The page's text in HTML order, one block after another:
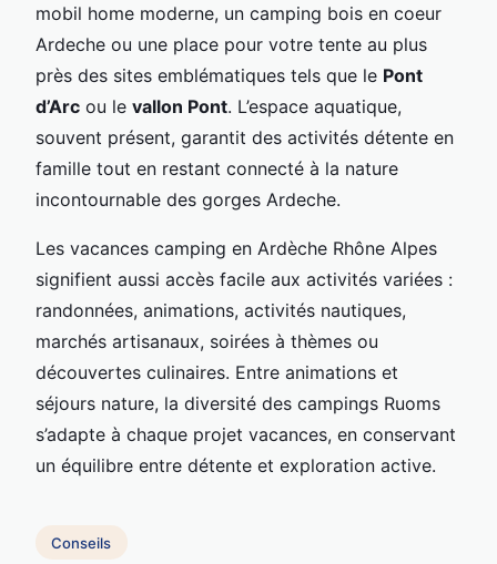
mobil home moderne, un camping bois en coeur
Ardeche ou une place pour votre tente au plus
près des sites emblématiques tels que le Pont
d’Arc ou le vallon Pont. L’espace aquatique,
souvent présent, garantit des activités détente en
famille tout en restant connecté à la nature
incontournable des gorges Ardeche.
Les vacances camping en Ardèche Rhône Alpes
signifient aussi accès facile aux activités variées :
randonnées, animations, activités nautiques,
marchés artisanaux, soirées à thèmes ou
découvertes culinaires. Entre animations et
séjours nature, la diversité des campings Ruoms
s’adapte à chaque projet vacances, en conservant
un équilibre entre détente et exploration active.
Conseils